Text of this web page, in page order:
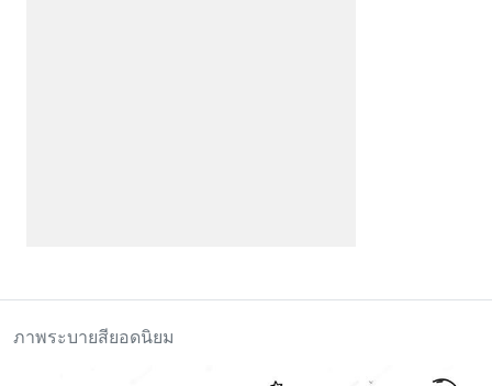
ภาพระบายสียอดนิยม